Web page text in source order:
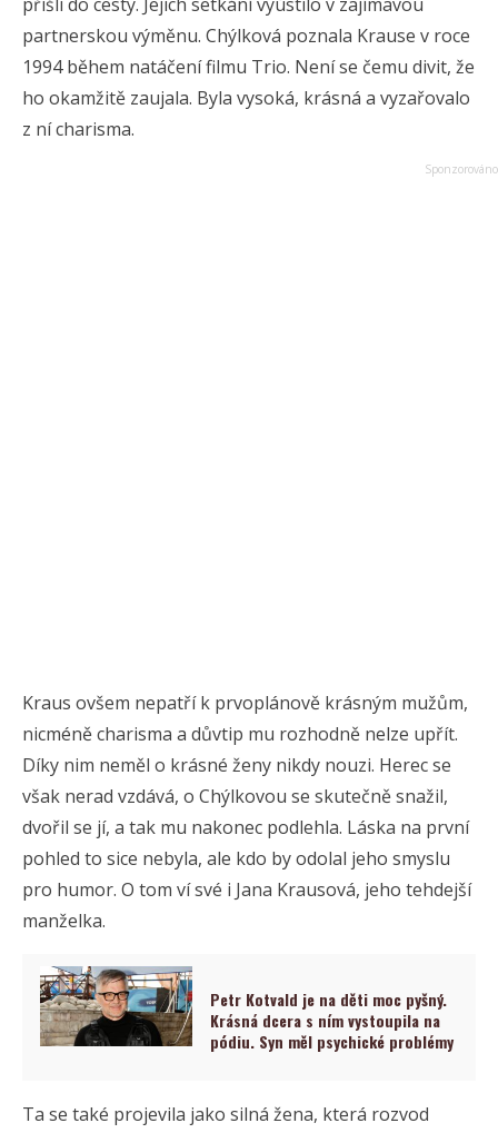
partnerskou výměnu. Chýlková poznala Krause v roce
1994 během natáčení filmu Trio. Není se čemu divit, že
ho okamžitě zaujala. Byla vysoká, krásná a vyzařovalo
z ní charisma.
Kraus ovšem nepatří k prvoplánově krásným mužům,
nicméně charisma a důvtip mu rozhodně nelze upřít.
Díky nim neměl o krásné ženy nikdy nouzi. Herec se
však nerad vzdává, o Chýlkovou se skutečně snažil,
dvořil se jí, a tak mu nakonec podlehla. Láska na první
pohled to sice nebyla, ale kdo by odolal jeho smyslu
pro humor. O tom ví své i Jana Krausová, jeho tehdejší
manželka.
Petr Kotvald je na děti moc pyšný.
Krásná dcera s ním vystoupila na
pódiu. Syn měl psychické problémy
Ta se také projevila jako silná žena, která rozvod